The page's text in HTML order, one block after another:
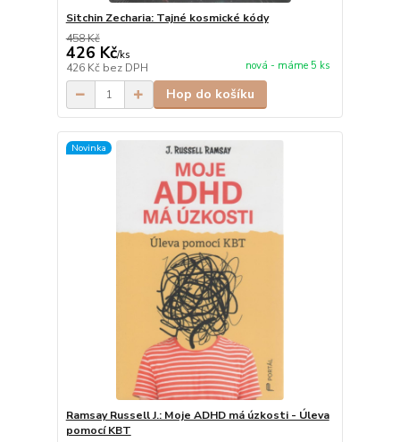
Sitchin Zecharia: Tajné kosmické kódy
458 Kč
426 Kč/ks
426 Kč bez DPH nová - máme 5 ks
Hop do košíku
Novinka
Ramsay Russell J.: Moje ADHD má úzkosti - Úleva
pomocí KBT